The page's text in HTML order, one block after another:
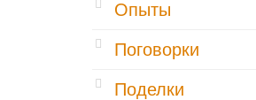
Опыты
Поговорки
Поделки